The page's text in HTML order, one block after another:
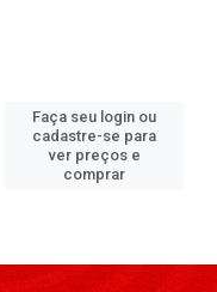
Faça seu login ou
cadastre-se para
ver preços e
comprar